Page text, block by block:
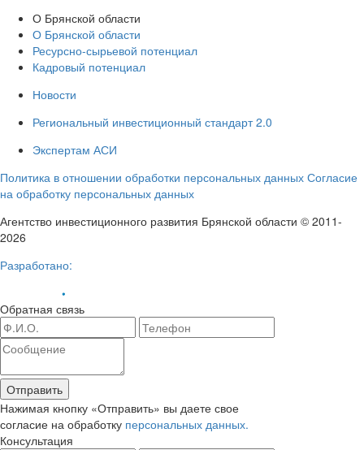
О Брянской области
О Брянской области
Ресурсно-сырьевой потенциал
Кадровый потенциал
Новости
Региональный инвестиционный стандарт 2.0
Экспертам АСИ
Политика в отношении обработки персональных данных Согласие
на обработку персональных данных
Агентство инвестиционного развития Брянской области © 2011-
2026
Разработано:
Обратная связь
Отправить
Нажимая кнопку «Отправить» вы даете свое
согласие на обработку персональных данных.
Консультация